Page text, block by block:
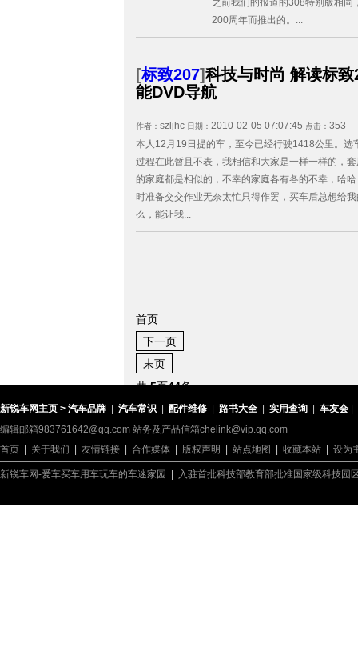
之前我们的报道的308特别版相
200周年而推出的。...
[标致207]科技与时尚 解读标致
能DVD导航
作者： szljhc 日期： 2010-02-05 07:07:45 点击： 353
本人12月19日提的车，至今已经行驶1418公里。选
过程在此暂且不表，我相信和大家是一样一样的，
的家庭都是相似的，不幸的家庭各有各的不幸，哈
时准备交交作业无奈太忙只得作罢，买车后总想给
么，能让我...
首页
下一页
末页
共5页44条
新锐车网主页 > 汽车品牌 汽车常识 配件维修 路书大全 实用查询 车友会
编辑邮箱983761642@qq.com 站务及产品信箱chelink@vip.qq.com
首页
关于我们 友情链接 合作媒体 版权声明 站点地图 收藏本站 设为
新锐车网-爱车买车用车玩车的车迷家园 入驻首批科技部教育部批准国家级科技园